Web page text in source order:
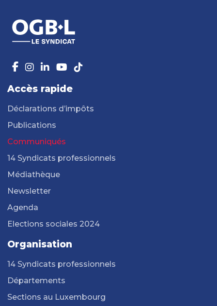
Accès rapide
Déclarations d’impôts
Publications
Communiqués
14 Syndicats professionnels
Médiathèque
Newsletter
Agenda
Elections sociales 2024
Organisation
14 Syndicats professionnels
Départements
Sections au Luxembourg